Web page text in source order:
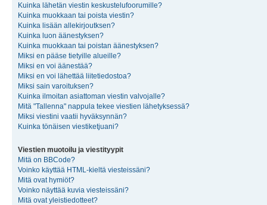
Kuinka lähetän viestin keskustelufoorumille?
Kuinka muokkaan tai poista viestin?
Kuinka lisään allekirjoutksen?
Kuinka luon äänestyksen?
Kuinka muokkaan tai poistan äänestyksen?
Miksi en pääse tietyille alueille?
Miksi en voi äänestää?
Miksi en voi lähettää liitetiedostoa?
Miksi sain varoituksen?
Kuinka ilmoitan asiattoman viestin valvojalle?
Mitä "Tallenna" nappula tekee viestien lähetyksessä?
Miksi viestini vaatii hyväksynnän?
Kuinka tönäisen viestiketjuani?
Viestien muotoilu ja viestityypit
Mitä on BBCode?
Voinko käyttää HTML-kieltä viesteissäni?
Mitä ovat hymiöt?
Voinko näyttää kuvia viesteissäni?
Mitä ovat yleistiedotteet?